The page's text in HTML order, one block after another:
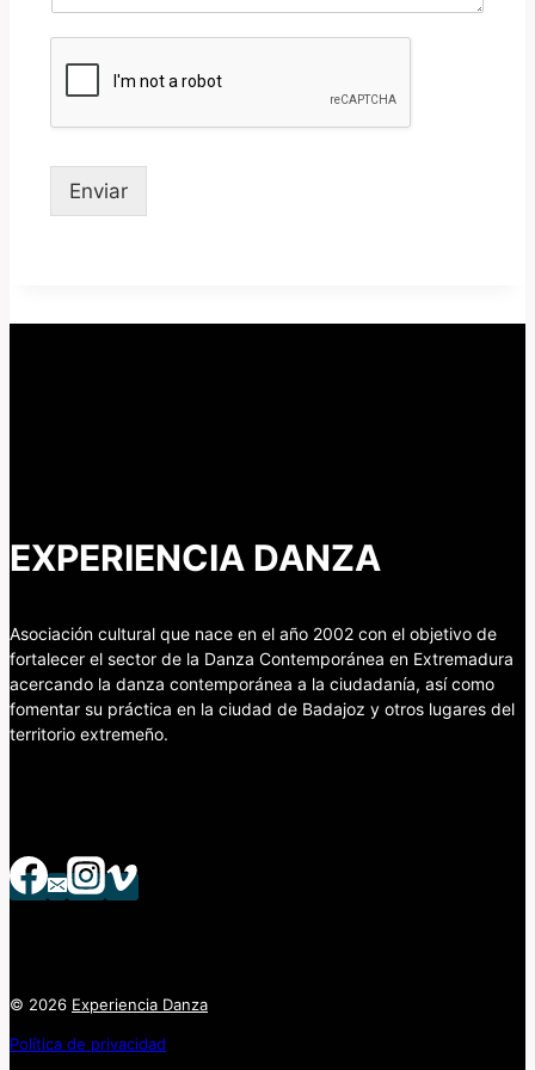
Enviar
EXPERIENCIA DANZA
Asociación cultural que nace en el año 2002 con el objetivo de
fortalecer el sector de la Danza Contemporánea en Extremadura
acercando la danza contemporánea a la ciudadanía, así como
fomentar su práctica en la ciudad de Badajoz y otros lugares del
territorio extremeño.
© 2026 Experiencia Danza
Política de privacidad